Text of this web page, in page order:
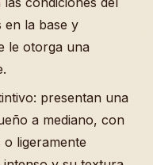
en la base y
le otorga una
presentan una
a mediano, con
ligeramente